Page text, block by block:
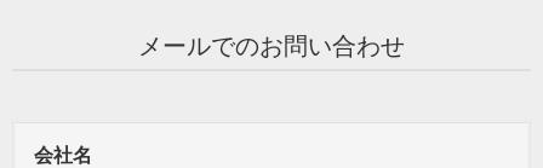
メールでのお問い合わせ
会社名